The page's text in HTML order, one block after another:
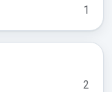
1
2